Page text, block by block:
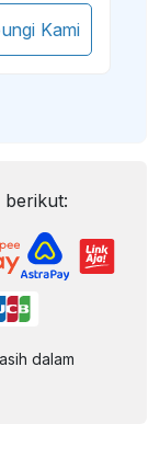
Kami
berikut:
dalam